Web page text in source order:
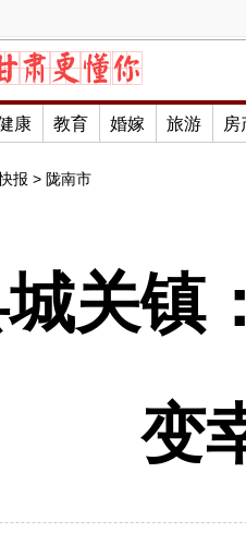
康 教育 婚嫁 旅游 房
报 > 陇南市
关镇
变